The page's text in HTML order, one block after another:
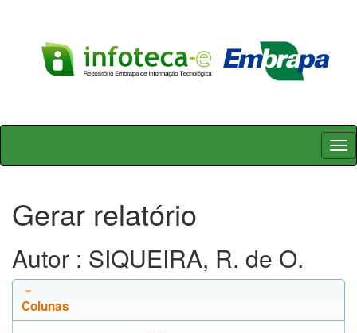
Skip
Gerar relatório
Autor : SIQUEIRA, R. de O.
Colunas